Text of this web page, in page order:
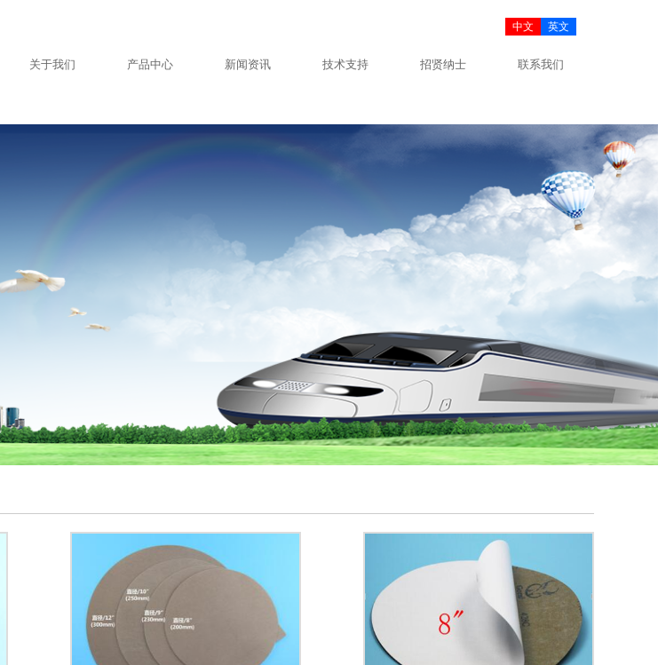
中文 英文
关于我们 产品中心 新闻资讯 技术支持 招贤纳士 联系我们